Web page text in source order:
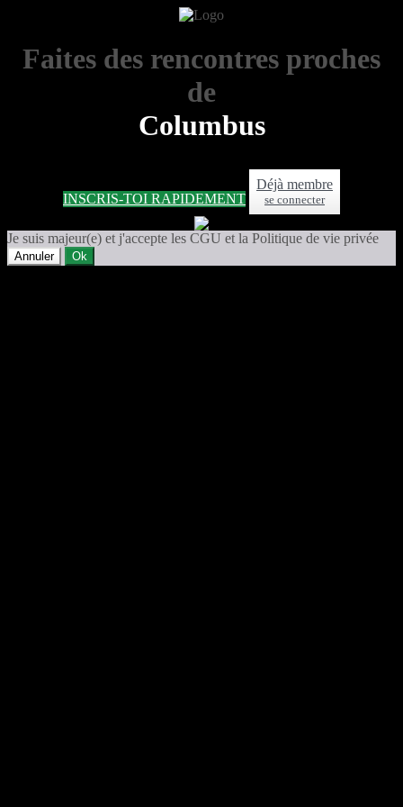
Faites des rencontres proches
de
Columbus
INSCRIS-TOI RAPIDEMENT
Déjà membre
se connecter
Je suis majeur(e) et j'accepte les CGU et la Politique de vie privée
Annuler Ok